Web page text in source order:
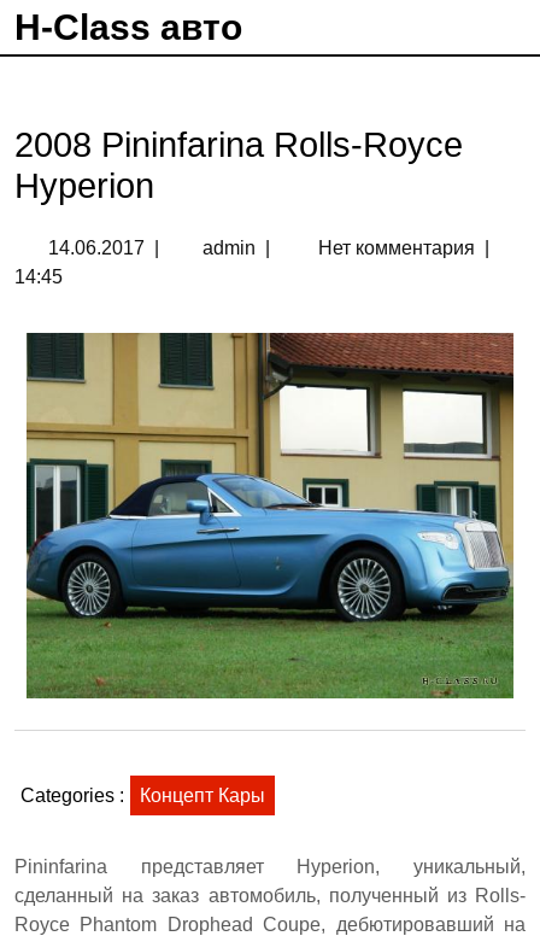
H-Class авто
2008 Pininfarina Rolls-Royce
Hyperion
14.06.2017 admin Нет комментария
14:45
Categories : Концепт Кары
Pininfarina представляет Hyperion, уникальный,
сделанный на заказ автомобиль, полученный из Rolls-
Royce Phantom Drophead Coupe, дебютировавший на